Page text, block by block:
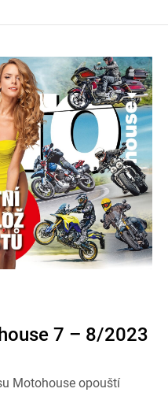
7 – 8/2023
Motohouse opouští